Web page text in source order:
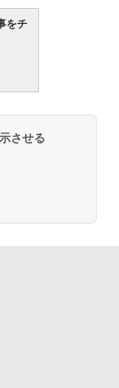
をチ
させる